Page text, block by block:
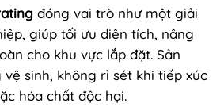
đóng vai trò như một giải
giúp tối ưu diện tích, nâng
cho khu vực lắp đặt. Sản
sinh, không rỉ sét khi tiếp xúc
hóa chất độc hại.